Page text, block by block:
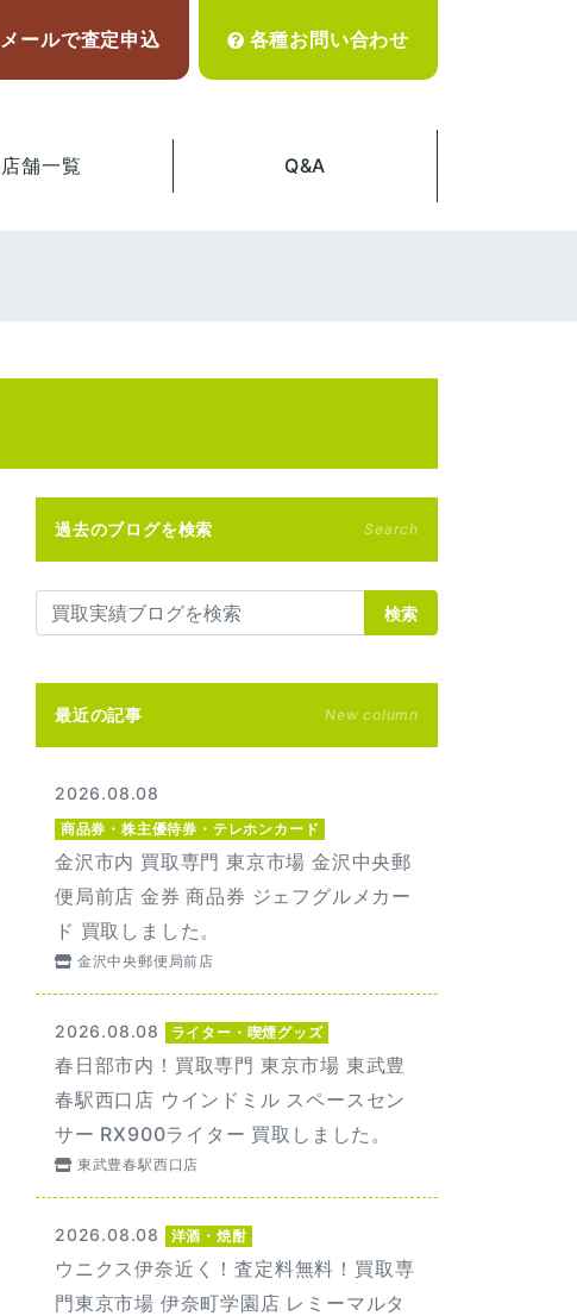
メールで査定申込 各種お問い合わせ
店舗一覧 Q&A
過去のブログを検索 Search
検索
最近の記事 New column
2026.08.08
商品券・株主優待券・テレホンカード
金沢市内 買取専門 東京市場 金沢中央郵
便局前店 金券 商品券 ジェフグルメカー
ド 買取しました。
金沢中央郵便局前店
2026.08.08 ライター・喫煙グッズ
春日部市内！買取専門 東京市場 東武豊
春駅西口店 ウインドミル スペースセン
サー RX900ライター 買取しました。
東武豊春駅西口店
2026.08.08 洋酒・焼酎
ウニクス伊奈近く！査定料無料！買取専
門東京市場 伊奈町学園店 レミーマルタ